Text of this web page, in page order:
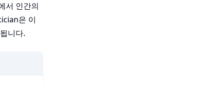
서 인간의
은 이
니다.